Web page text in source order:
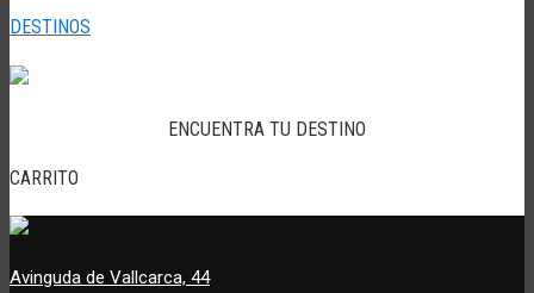
DESTINOS
ENCUENTRA TU DESTINO
CARRITO
Avinguda de Vallcarca, 44